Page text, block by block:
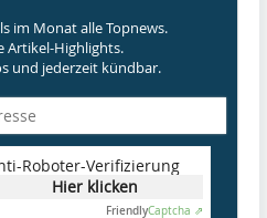
im Monat alle Topnews.
Artikel-Highlights.
und jederzeit kündbar.
Roboter-Verifizierung
Hier klicken
FriendlyCaptcha ⇗